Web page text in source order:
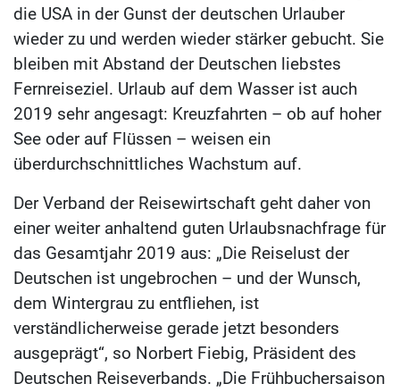
die USA in der Gunst der deutschen Urlauber
wieder zu und werden wieder stärker gebucht. Sie
bleiben mit Abstand der Deutschen liebstes
Fernreiseziel. Urlaub auf dem Wasser ist auch
2019 sehr angesagt: Kreuzfahrten – ob auf hoher
See oder auf Flüssen – weisen ein
überdurchschnittliches Wachstum auf.
Der Verband der Reisewirtschaft geht daher von
einer weiter anhaltend guten Urlaubsnachfrage für
das Gesamtjahr 2019 aus: „Die Reiselust der
Deutschen ist ungebrochen – und der Wunsch,
dem Wintergrau zu entfliehen, ist
verständlicherweise gerade jetzt besonders
ausgeprägt“, so Norbert Fiebig, Präsident des
Deutschen Reiseverbands. „Die Frühbuchersaison